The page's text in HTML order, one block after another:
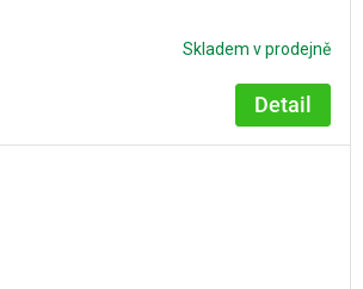
Skladem v prodejně
Detail